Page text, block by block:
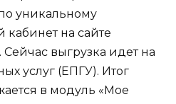
уникальному
на сайте
выгрузка идет на
услуг (ЕПГУ). Итог
в модуль «Мое